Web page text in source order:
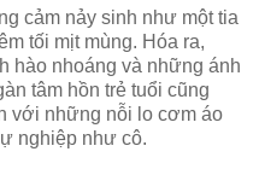
cảm nảy sinh như một tia
tối mịt mùng. Hóa ra,
hào nhoáng và những ánh
tâm hồn trẻ tuổi cũng
với những nỗi lo cơm áo
nghiệp như cô.